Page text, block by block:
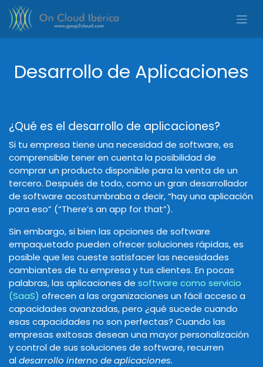
Ir al contenido
Desarrollo de Aplicaciones
¿Qué es el desarrollo de aplicaciones?
Si tu empresa tiene una necesidad de software, es
comprensible tener en cuenta la posibilidad de
comprar un producto disponible para la venta de un
tercero. Después de todo, como un gran desarrollador
de software acostumbraba a decir, “hay una aplicación
para eso” (“There’s an app for that”).
Sin embargo, si bien las opciones de software
empaquetado pueden ofrecer soluciones rápidas, es
posible que les cueste satisfacer las necesidades
cambiantes de tu empresa y tus clientes. En pocas
palabras, las aplicaciones de software como servicio
(SaaS) ofrecen a las organizaciones un fácil acceso a
capacidades avanzadas, pero ¿qué sucede cuando
esas capacidades no son perfectas? Cuando las
empresas exitosas desean una mayor personalización
y control de sus soluciones de software, recurren
aldesarrollo interno de aplicaciones.